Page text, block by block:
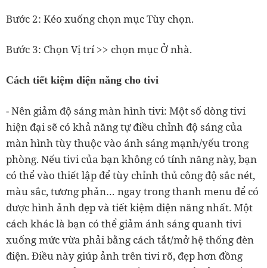
Bước 2: Kéo xuống chọn mục Tùy chọn.
Bước 3: Chọn Vị trí >> chọn mục Ở nhà.
Cách tiết kiệm điện năng cho tivi
- Nên giảm độ sáng màn hình tivi: Một số dòng tivi
hiện đại sẽ có khả năng tự điều chỉnh độ sáng của
màn hình tùy thuộc vào ánh sáng mạnh/yếu trong
phòng. Nếu tivi của bạn không có tính năng này, bạn
có thể vào thiết lập để tùy chỉnh thủ công độ sắc nét,
màu sắc, tương phản… ngay trong thanh menu để có
được hình ảnh đẹp và tiết kiệm điện năng nhất. Một
cách khác là bạn có thể giảm ánh sáng quanh tivi
xuống mức vừa phải bằng cách tắt/mở hệ thống đèn
điện. Điều này giúp ảnh trên tivi rõ, đẹp hơn đồng